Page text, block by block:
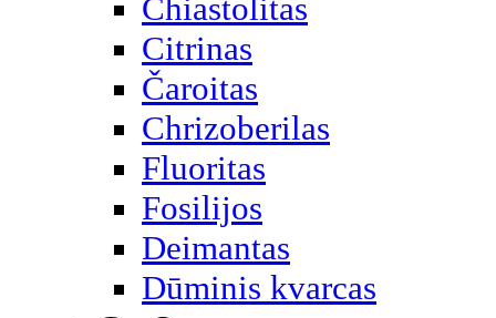
Chiastolitas
Citrinas
Čaroitas
Chrizoberilas
Fluoritas
Fosilijos
Deimantas
Dūminis kvarcas